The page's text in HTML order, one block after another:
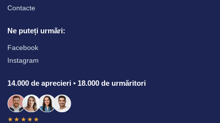
Contacte
Ne puteți urmări:
Facebook
Instagram
14.000 de aprecieri • 18.000 de urmăritori
★★★★★